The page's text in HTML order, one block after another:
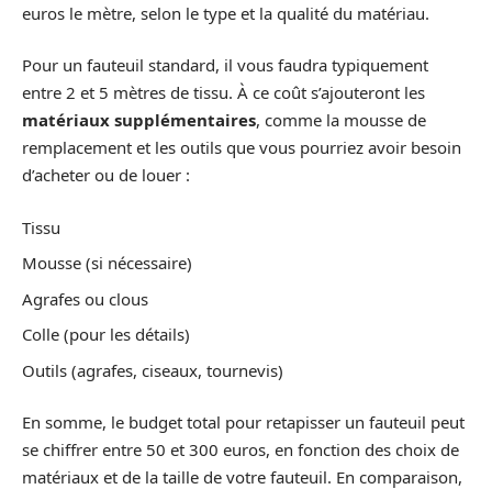
euros le mètre, selon le type et la qualité du matériau.
Pour un fauteuil standard, il vous faudra typiquement
entre 2 et 5 mètres de tissu. À ce coût s’ajouteront les
matériaux supplémentaires, comme la mousse de
remplacement et les outils que vous pourriez avoir besoin
d’acheter ou de louer :
Tissu
Mousse (si nécessaire)
Agrafes ou clous
Colle (pour les détails)
Outils (agrafes, ciseaux, tournevis)
En somme, le budget total pour retapisser un fauteuil peut
se chiffrer entre 50 et 300 euros, en fonction des choix de
matériaux et de la taille de votre fauteuil. En comparaison,